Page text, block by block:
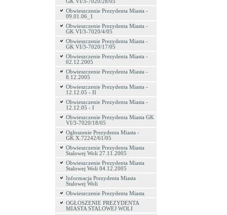
GK VI/3-7020/28/05
Obwieszczenie Prezydenta Miasta -
09.01.06_1
Obwieszczenie Prezydenta Miasta -
GK VI/3-7020/4/05
Obwieszczenie Prezydenta Miasta -
GK VI/3-7020/17/05
Obwieszczenie Prezydenta Miasta -
02.12.2005
Obwieszczenie Prezydenta Miasta -
8.12.2005
Obwieszczenie Prezydenta Miasta -
12.12.05 - II
Obwieszczenie Prezydenta Miasta -
12.12.05 - I
Obwieszczenie Prezydenta Miasta GK
VI/3-7020/18/05
Ogłoszenie Prezydenta Miasta -
GK.X.72242/61/05
Obwieszczenie Prezydenta Miasta
Stalowej Woli 27.11.2005
Obwieszczenie Prezydenta Miasta
Stalowej Woli 04.12.2005
Informacja Prezydenta Miasta
Stalowej Woli
Obwieszczenie Prezydenta Miasta
OGŁOSZENIE PREZYDENTA
MIASTA STALOWEJ WOLI